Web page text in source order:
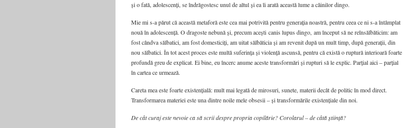
și o fată, adolescenți, se îndrăgostesc unul de altul și ea îi arată această lume a câinilor dingo.
Mie mi s-a părut că această metaforă este cea mai potrivită pentru generația noastră, pentru ceea ce ni s-a întâmplat
nouă în adolescență. O dragoste nebună și, precum acești canis lupus dingo, am început să ne reînsălbăticim: am
fost cândva sălbatici, am fost domesticiți, am uitat sălbăticia și am revenit după un mult timp, după generații, din
nou sălbatici. În tot acest proces este multă suferința și violență ascunsă, pentru că există o ruptură interioară foarte
profundă greu de explicat. Ei bine, eu încerc anume aceste transformări și rupturi să le explic. Parțial aici – parțial
în cartea ce urmează.
Careta mea este foarte existențială: mult mai legată de mirosuri, sunete, materii decât de politic în mod direct.
Transformarea materiei este una dintre noile mele obsesii – și transformările existențiale din noi.
De cât curaj este nevoie ca să scrii despre propria copilărie? Corolarul – de câtă știință?